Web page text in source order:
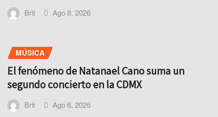
Brit Ago 8, 2026
MÚSICA
El fenómeno de Natanael Cano suma un
segundo concierto en la CDMX
Brit Ago 6, 2026